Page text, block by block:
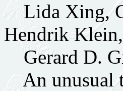
Lida Xing,
Hendrik
Gerard D.
An unusual